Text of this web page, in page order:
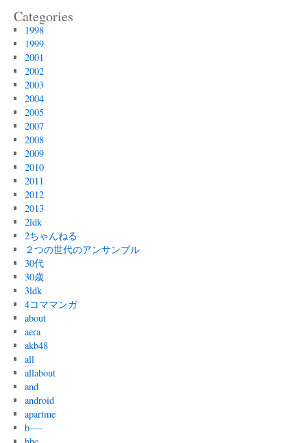
Categories
1998
1999
2001
2002
2003
2004
2005
2007
2008
2009
2010
2011
2012
2013
2ldk
2ちゃんねる
２つの世代のアンサンブル
30代
30歳
3ldk
4コママンガ
about
aera
akb48
all
allabout
and
android
apartme
b—-